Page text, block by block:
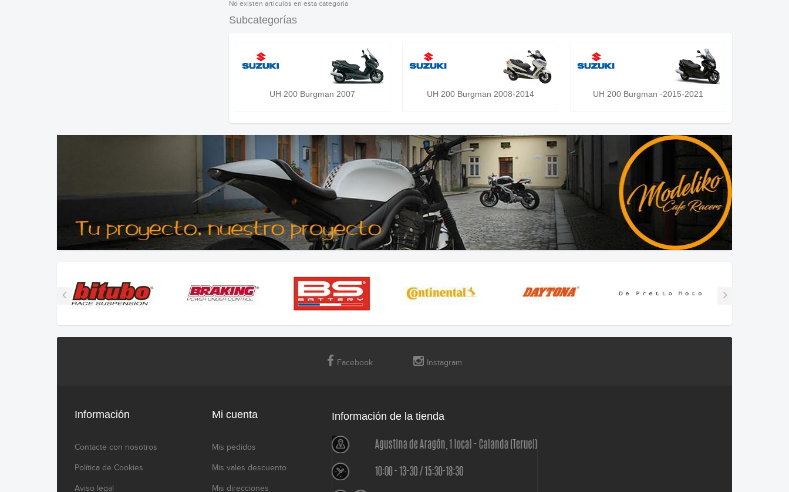
No existen articulos en esta categoria
Subcategorías
UH 200 Burgman 2007 UH 200 Burgman 2008-2014 UH 200 Burgman -2015-2021
Facebook Instagram
Información
Contacte con nosotros
Política de Cookies
Aviso legal
Mi cuenta
Mis pedidos
Mis vales descuento
Mis direcciones
Información de la tienda